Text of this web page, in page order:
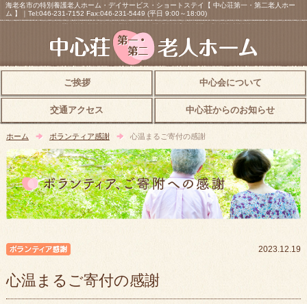
海老名市の特別養護老人ホーム・デイサービス・ショートステイ【 中心荘第一・第二老人ホー
ム 】｜Tel:046-231-7152 Fax:046-231-5449 (平日 9:00～18:00)
ご挨拶 中心会について
交通アクセス 中心荘からのお知らせ
ホーム ボランティア感謝 心温まるご寄付の感謝
2023.12.19
心温まるご寄付の感謝